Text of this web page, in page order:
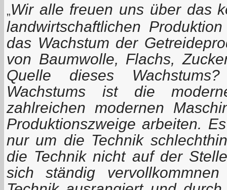
„Wir alle freuen uns über das
landwirtschaftlichen
das Wachstum der
von Baumwolle, Flachs,
Quelle dieses
Wachstums ist die
zahlreichen modernen
Produktionszweige arbeiten.
nur um die Technik
die Technik nicht auf der
sich ständig